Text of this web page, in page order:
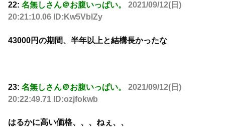
22: 名無しさん＠お腹いっぱい。
2021/09/12(日)
20:21:10.06 ID:Kw5VblZy
43000円の期間、半年以上と結構長かったな
23: 名無しさん＠お腹いっぱい。
2021/09/12(日)
20:22:49.71 ID:ozjfokwb
はるかに高い価格、、、ねぇ、、